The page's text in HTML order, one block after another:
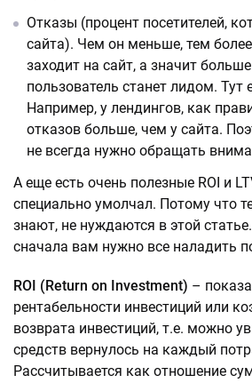
Отказы (процент посетителей,
сайта). Чем он меньше, тем
заходит на сайт, а значит
пользователь станет лидом. Тут
Например, у лендингов, как
отказов больше, чем у сайта.
не всегда нужно обращать
А еще есть очень полезные ROI и
специально умолчал. Потому что
знают, не нуждаются в этой
сначала вам нужно все наладить
ROI (Return on Investment) –
рентабельности инвестиций или
возврата инвестиций, т.е. можно
средств вернулось на каждый
Рассчитывается как отношение